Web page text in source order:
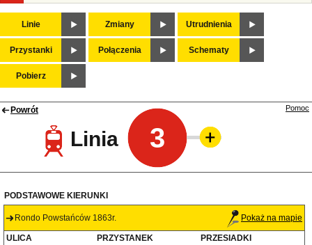
Linie Zmiany Utrudnienia
Przystanki Połączenia Schematy
Pobierz
Powrót
Linia 3
Pomoc
PODSTAWOWE KIERUNKI
Rondo Powstańców 1863r. Pokaż na mapie
ULICA PRZYSTANEK
PRZESIADKI